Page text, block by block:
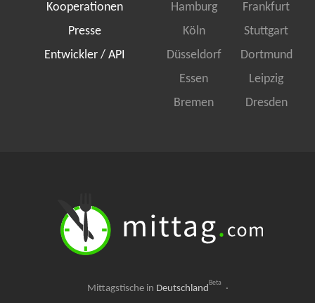
Kooperationen
Presse
Entwickler / API
Hamburg
Frankfurt
Köln
Stuttgart
Düsseldorf
Dortmund
Essen
Leipzig
Bremen
Dresden
Mittagstische in Deutschland Beta ·